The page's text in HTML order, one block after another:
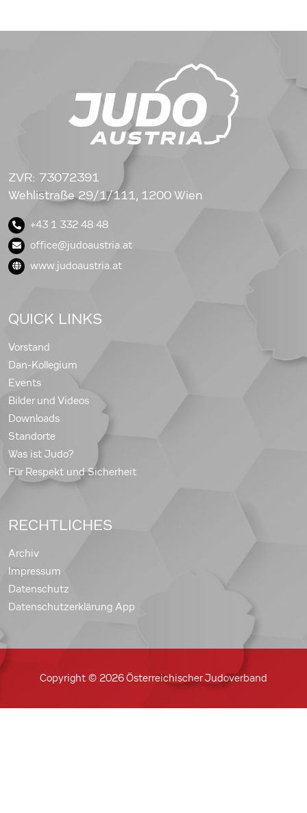
ZVR: 73072391
Wehlistraße 29/1/111, 1200 Wien
+43 1 332 48 48
office@judoaustria.at
www.judoaustria.at
QUICK LINKS
Vorstand
Dan-Kollegium
Events
Bilder und Videos
Downloads
Standorte
Was ist Judo?
Für Respekt und Sicherheit
RECHTLICHES
Archiv
Impressum
Datenschutz
Datenschutzerklärung App
Copyright © 2026 Österreichischer Judoverband